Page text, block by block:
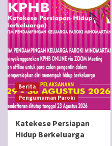
Berita
Pengumuman Paroki
Katekese Persiapan
Hidup Berkeluarga